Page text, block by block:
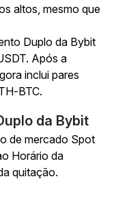
altos, mesmo que
Duplo da Bybit
Após a
inclui pares
BTC.
da Bybit
de mercado Spot
Horário da
quitação.